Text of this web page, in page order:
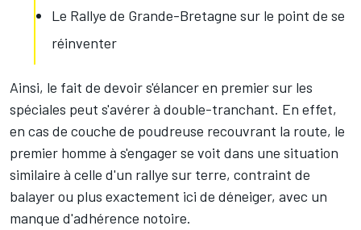
Le Rallye de Grande-Bretagne sur le point de se
réinventer
Ainsi, le fait de devoir s'élancer en premier sur les
spéciales peut s'avérer à double-tranchant. En effet,
en cas de couche de poudreuse recouvrant la route, le
premier homme à s'engager se voit dans une situation
similaire à celle d'un rallye sur terre, contraint de
balayer ou plus exactement ici de déneiger, avec un
manque d'adhérence notoire.